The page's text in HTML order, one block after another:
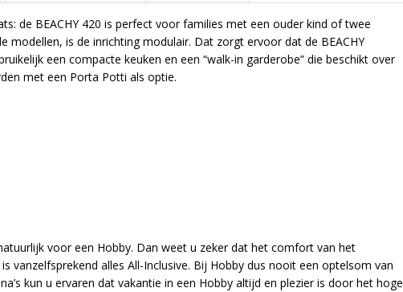
de BEACHY 420 is perfect voor families met een ouder kind of twee
modellen, is de inrichting modulair. Dat zorgt ervoor dat de BEACHY
een compacte keuken en een “walk-in garderobe” die beschikt over
met een Porta Potti als optie.
voor een Hobby. Dan weet u zeker dat het comfort van het
vanzelfsprekend alles All-Inclusive. Bij Hobby dus nooit een optelsom van
kun u ervaren dat vakantie in een Hobby altijd en plezier is door het hoge